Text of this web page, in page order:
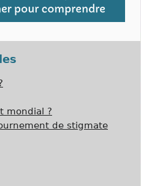
mondial ?
de stigmate